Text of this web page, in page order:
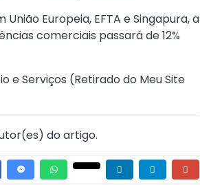
Europeia, EFTA e Singapura, a
comerciais passará de 12%
e Serviços (Retirado do Meu Site
do artigo.